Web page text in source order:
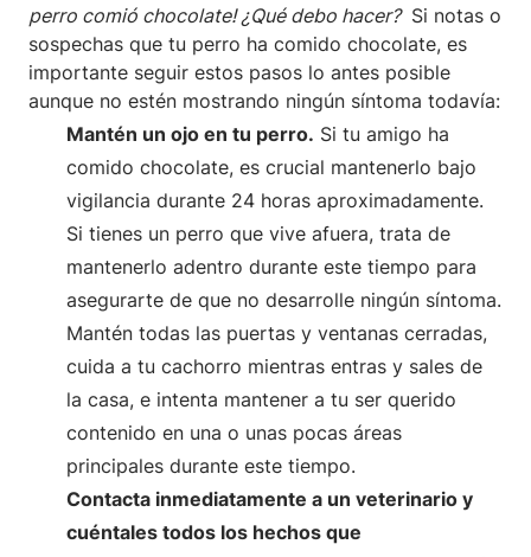
perro comió chocolate! ¿Qué debo hacer? Si notas o
sospechas que tu perro ha comido chocolate, es
importante seguir estos pasos lo antes posible
aunque no estén mostrando ningún síntoma todavía:
Mantén un ojo en tu perro. Si tu amigo ha
comido chocolate, es crucial mantenerlo bajo
vigilancia durante 24 horas aproximadamente.
Si tienes un perro que vive afuera, trata de
mantenerlo adentro durante este tiempo para
asegurarte de que no desarrolle ningún síntoma.
Mantén todas las puertas y ventanas cerradas,
cuida a tu cachorro mientras entras y sales de
la casa, e intenta mantener a tu ser querido
contenido en una o unas pocas áreas
principales durante este tiempo.
Contacta inmediatamente a un veterinario y
cuéntales todos los hechos que